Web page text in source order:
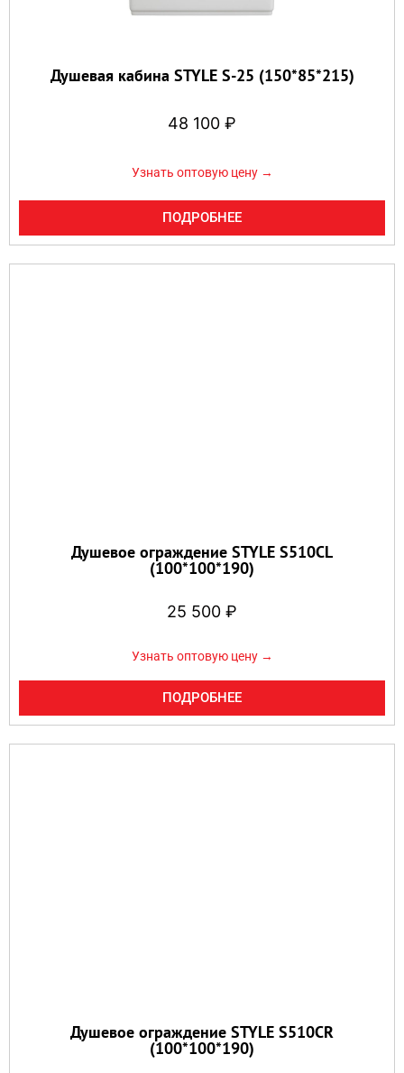
Душевая кабина STYLE S-25 (150*85*215)
48 100 ₽
Узнать оптовую цену →
ПОДРОБНЕЕ
Душевое ограждение STYLE S510CL
(100*100*190)
25 500 ₽
Узнать оптовую цену →
ПОДРОБНЕЕ
Душевое ограждение STYLE S510CR
(100*100*190)